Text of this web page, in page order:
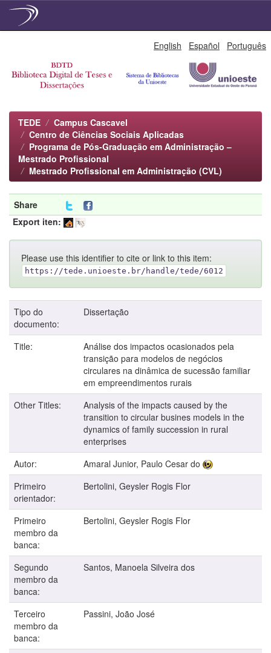
English Español Português
TEDE
Campus Cascavel
Centro de Ciências Sociais Aplicadas
Programa de Pós-Graduação em Administração –
Mestrado Profissional
Mestrado Profissional em Administração (CVL)
Share
Export iten:
Please use this identifier to cite or link to this item:
https://tede.unioeste.br/handle/tede/6012
Tipo do
documento:
Dissertação
Title:
Análise dos impactos ocasionados pela
transição para modelos de negócios
circulares na dinâmica de sucessão familiar
em empreendimentos rurais
Other Titles:
Analysis of the impacts caused by the
transition to circular busines models in the
dynamics of family succession in rural
enterprises
Autor:
Amaral Junior, Paulo Cesar do
Primeiro
orientador:
Bertolini, Geysler Rogis Flor
Primeiro
membro da
banca:
Bertolini, Geysler Rogis Flor
Segundo
membro da
banca:
Santos, Manoela Silveira dos
Terceiro
membro da
banca:
Passini, João José